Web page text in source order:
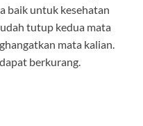
baik untuk kesehatan
tutup kedua mata
mata kalian.
berkurang.